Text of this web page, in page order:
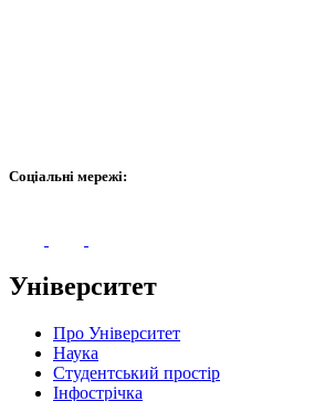
Соціальні мережі:
Університет
Про Університет
Наука
Студентський простір
Інфострічка